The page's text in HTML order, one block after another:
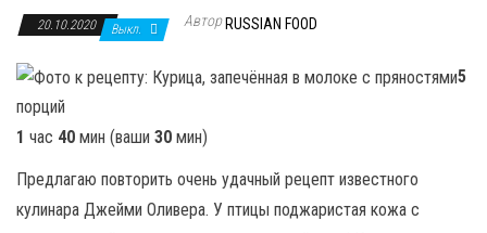
20.10.2020 Выкл. Автор RUSSIAN FOOD
5
порций
1 час 40 мин (ваши 30 мин)
Предлагаю повторить очень удачный рецепт известного
кулинара Джейми Оливера. У птицы поджаристая кожа с